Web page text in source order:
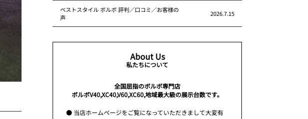
ベストスタイル ボルボ 評判／口コミ／お客様の
声
2026.7.15
About Us
私たちについて
全国屈指のボルボ専門店
ボルボV40,XC40,V60,XC60,地域最大級の展示台数です。
● 当店ホームページをご覧になっていただきまして大変有